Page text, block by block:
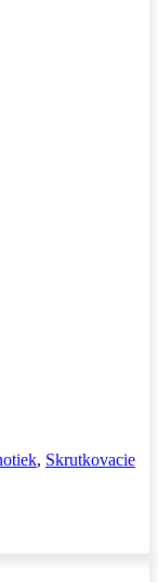
, Skrutkovacie